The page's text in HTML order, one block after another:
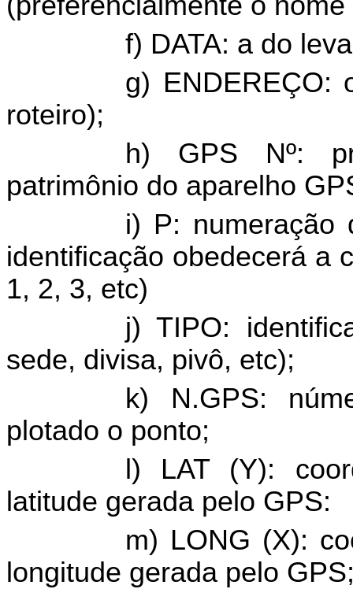
f) DATA: a do
g) ENDEREÇO:
roteiro);
h) GPS Nº:
patrimônio do aparelho
i) P:
identificação obedecerá a
1, 2, 3, etc)
j) TIPO:
sede, divisa, pivô, etc);
k) N.GPS:
plotado o ponto;
l) LAT (Y):
latitude gerada pelo GPS:
m) LONG (X):
longitude gerada pelo